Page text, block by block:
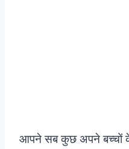
आपने सब कुछ अपने बच्चों